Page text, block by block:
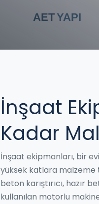
İnşaat
Kadar
İnşaat ekipmanları, bir
yüksek katlara malzeme
beton karıştırıcı, hazır
kullanılan motorlu